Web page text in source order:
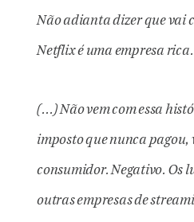
Não adianta dizer que vai
Netflix é uma empresa rica.
(…) Não vem com essa
imposto que nunca
consumidor. Negativo. Os
outras empresas de